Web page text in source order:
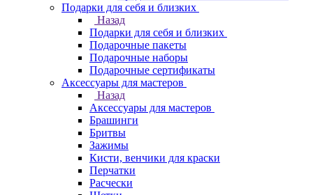
Подарки для себя и близких
Назад
Подарки для себя и близких
Подарочные пакеты
Подарочные наборы
Подарочные сертификаты
Аксессуары для мастеров
Назад
Аксессуары для мастеров
Брашинги
Бритвы
Зажимы
Кисти, венчики для краски
Перчатки
Расчески